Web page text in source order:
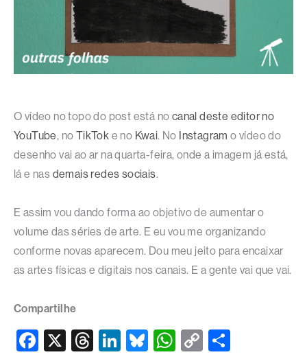
O vídeo no topo do post está no canal deste editor no
YouTube, no TikTok e no Kwai. No Instagram o vídeo do
desenho vai ao ar na quarta-feira, onde a imagem já está,
lá e nas demais redes sociais.
E assim vou dando forma ao objetivo de aumentar o
volume das séries de arte. E eu vou me organizando
conforme novas aparecem. Dou meu jeito para encaixar
as artes físicas e digitais nos canais. E a gente vai que vai.
Compartilhe
F
X
T
Li
Bl
W
C